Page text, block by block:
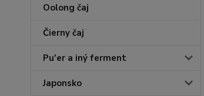
Oolong čaj
Čierny čaj
Pu'er a iný ferment
Japonsko